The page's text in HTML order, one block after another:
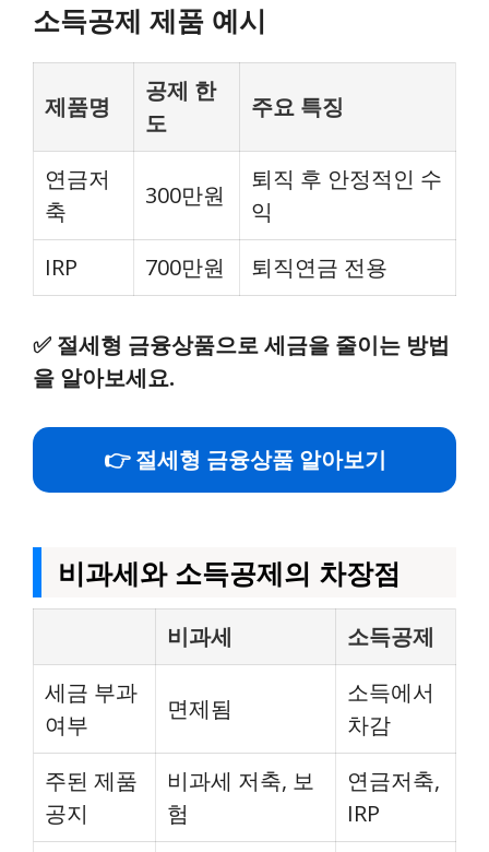
소득공제 제품 예시
제품명
공제 한
도
주요 특징
연금저
축
300만원
퇴직 후 안정적인 수
익
IRP
700만원 퇴직연금 전용
✅ 절세형 금융상품으로 세금을 줄이는 방법
을 알아보세요.
👉 절세형 금융상품 알아보기
비과세와 소득공제의 차장점
비과세
소득공제
세금 부과
여부
면제됨
소득에서
차감
주된 제품
공지
비과세 저축, 보
험
연금저축,
IRP